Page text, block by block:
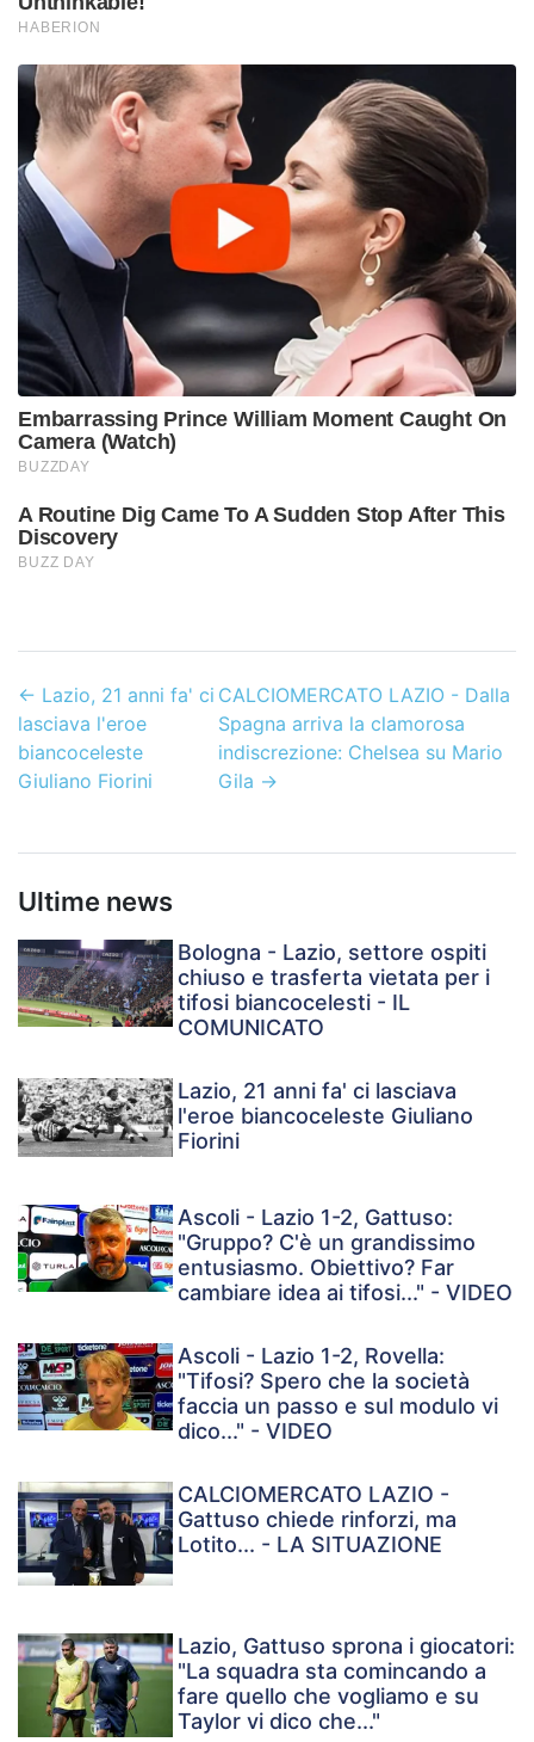
← Lazio, 21 anni fa' ci
lasciava l'eroe
biancoceleste
Giuliano Fiorini
CALCIOMERCATO LAZIO - Dalla
Spagna arriva la clamorosa
indiscrezione: Chelsea su Mario
Gila →
Ultime news
Bologna - Lazio, settore ospiti
chiuso e trasferta vietata per i
tifosi biancocelesti - IL
COMUNICATO
Lazio, 21 anni fa' ci lasciava
l'eroe biancoceleste Giuliano
Fiorini
Ascoli - Lazio 1-2, Gattuso:
"Gruppo? C'è un grandissimo
entusiasmo. Obiettivo? Far
cambiare idea ai tifosi..." - VIDEO
Ascoli - Lazio 1-2, Rovella:
"Tifosi? Spero che la società
faccia un passo e sul modulo vi
dico..." - VIDEO
CALCIOMERCATO LAZIO -
Gattuso chiede rinforzi, ma
Lotito... - LA SITUAZIONE
Lazio, Gattuso sprona i giocatori:
"La squadra sta comincando a
fare quello che vogliamo e su
Taylor vi dico che..."